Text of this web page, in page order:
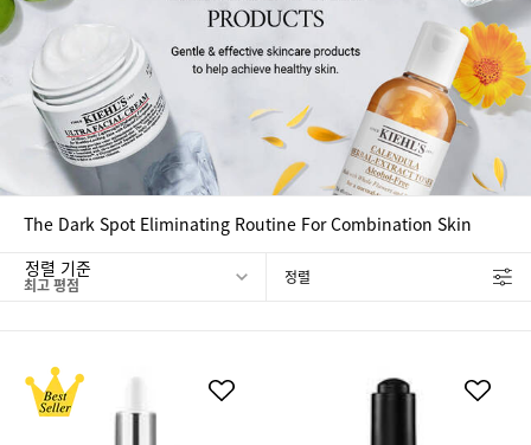
The Dark Spot Eliminating Routine For Combination Skin
정렬 기준
정렬
FILTER MENU